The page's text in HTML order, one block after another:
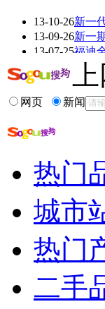
看赛车宝贝
艳
13-10-26新一
13-09-26新一
13-07-25福迪
13-07-24
新款
13-07-17
哈弗
更多关于谍照 内饰
相关推荐
2014马自达3
奇瑞e3报价及
奇瑞越野车
奇瑞纯电动轿
国产glk260预
网页 新闻
热门
城市
热门
二手